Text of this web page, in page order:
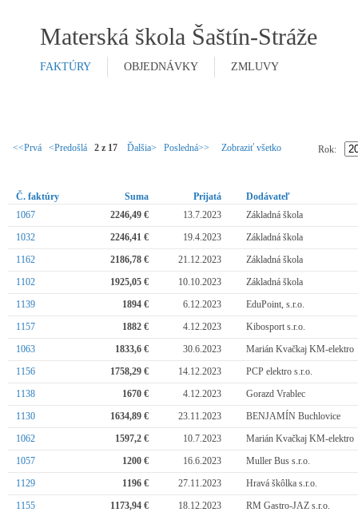
Materská škola Šaštín-Stráže
FAKTÚRY OBJEDNÁVKY ZMLUVY
<<Prvá <Predošlá 2 z 17 Ďalšia> Posledná>> Zobraziť všetko Rok:
Č. faktúry Suma Prijatá
Dodávateľ
1067
2246,49 € 13.7.2023
Základná škola
1032
2246,41 € 19.4.2023
Základná škola
1162
2186,78 € 21.12.2023
Základná škola
1102
1925,05 € 10.10.2023
Základná škola
1139
1894 € 6.12.2023
EduPoint, s.r.o.
1157
1882 € 4.12.2023
Kibosport s.r.o.
1063
1833,6 € 30.6.2023
Marián Kvačkaj KM-elektro
1156
1758,29 € 14.12.2023
PCP elektro s.r.o.
1138
1670 € 4.12.2023
Gorazd Vrablec
1130
1634,89 € 23.11.2023
BENJAMÍN Buchlovice
1062
1597,2 € 10.7.2023
Marián Kvačkaj KM-elektro
1057
1200 € 16.6.2023
Muller Bus s.r.o.
1129
1196 € 27.11.2023
Hravá škôlka s.r.o.
1155
1173,94 € 18.12.2023
RM Gastro-JAZ s.r.o.